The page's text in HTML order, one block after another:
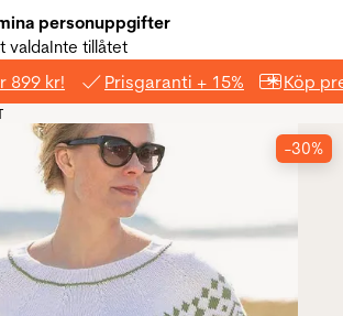
personuppgifter
valdaInte tillåtet
899 kr! Prisgaranti + 15% Köp
-30%